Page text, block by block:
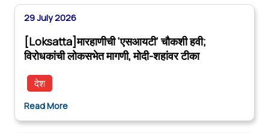
29 July 2026
[Loksatta]मारहाणीची 'एसआयटी' चौकशी हवी;
विरोधकांची लोकसभेत मागणी, मोदी-शहांवर टीका
देश
Read More